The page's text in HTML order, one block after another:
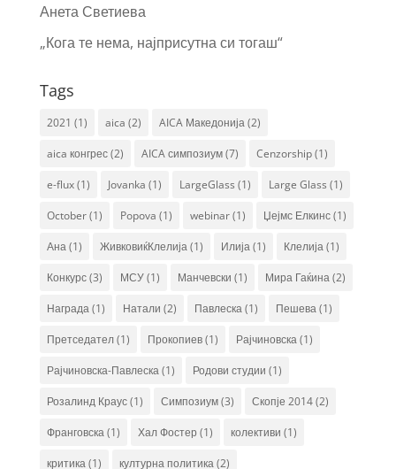
Анета Светиева
„Кога те нема, најприсутна си тогаш“
Tags
2021 (1) aica (2) AICA Македонија(2)
aica конгрес(2) AICA симпозиум(7) Cenzorship(1)
e-flux(1) Jovanka (1) LargeGlass (1) Large Glass (1)
October(1) Popova (1) webinar(1) Џејмс Елкинс(1)
Ана(1) ЖивковиќКлелија(1) Илија(1) Клелија(1)
Конкурс(3) МСУ(1) Манчевски (1) Мира Гаќина(2)
Награда(1) Натали (2) Павлеска(1) Пешева(1)
Претседател(1) Прокопиев(1) Рајчиновска(1)
Рајчиновска-Павлеска(1) Родови студии (1)
Розалинд Краус(1) Симпозиум(3) Скопје 2014(2)
Франговска(1) Хал Фостер (1) колективи (1)
критика(1) културна политика(2)